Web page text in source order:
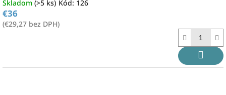
Skladom (>5 ks) Kód: 126
€36
(€29,27 bez DPH)